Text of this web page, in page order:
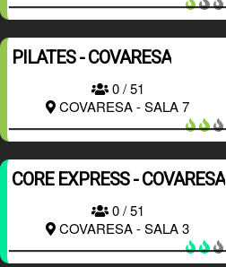
PILATES - COVARESA
0 / 51
COVARESA - SALA 7
CORE EXPRESS - COVARESA
0 / 51
COVARESA - SALA 3